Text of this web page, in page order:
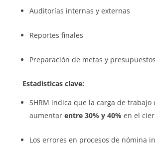
Auditorías internas y externas
Reportes finales
Preparación de metas y presupuestos
Estadísticas clave:
SHRM indica que la carga de trabajo
aumentar entre 30% y 40%en el
Los errores en procesos de nómina